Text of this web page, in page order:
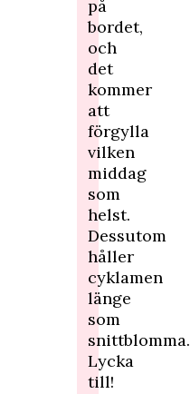
på
bordet,
och
det
kommer
att
förgylla
vilken
middag
som
helst.
Dessutom
håller
cyklamen
länge
som
snittblomma.
Lycka
till!